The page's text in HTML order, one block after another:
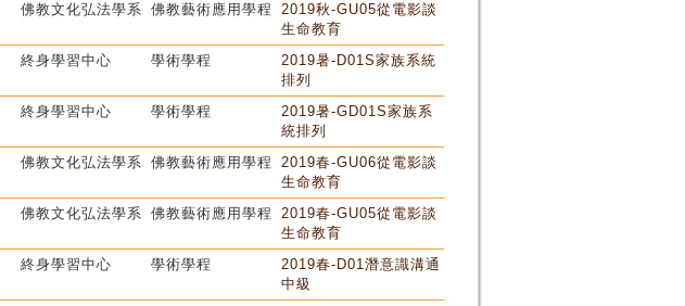
佛教文化弘法學系 佛教藝術應用學程
2019秋-GU05從電影談
生命教育
終身學習中心 學術學程
2019暑-D01S家族系統
排列
終身學習中心 學術學程
2019暑-GD01S家族系
統排列
佛教文化弘法學系 佛教藝術應用學程
2019春-GU06從電影談
生命教育
佛教文化弘法學系 佛教藝術應用學程
2019春-GU05從電影談
生命教育
終身學習中心 學術學程
2019春-D01潛意識溝通
中級